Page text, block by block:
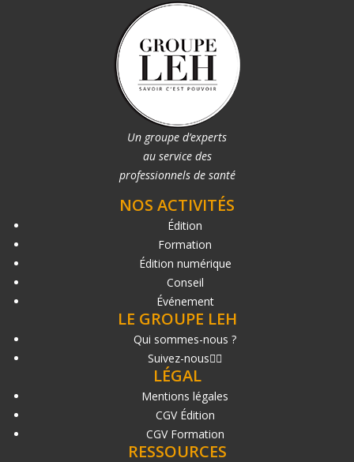
Un groupe d’experts
au service des
professionnels de santé
NOS ACTIVITÉS
Édition
Formation
Édition numérique
Conseil
Événement
LE GROUPE LEH
Qui sommes-nous ?
Suivez-nous
LÉGAL
Mentions légales
CGV Édition
CGV Formation
RESSOURCES